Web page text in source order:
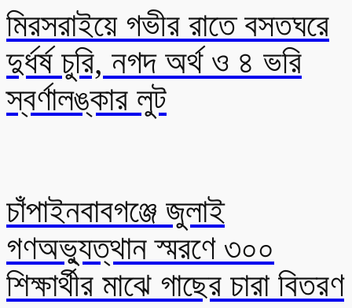
মিরসরাইয়ে গভীর রাতে বসতঘরে
দুর্ধর্ষ চুরি, নগদ অর্থ ও ৪ ভরি
স্বর্ণালঙ্কার লুট
চাঁপাইনবাবগঞ্জে জুলাই
গণঅভ্যুত্থান স্মরণে ৩০০
শিক্ষার্থীর মাঝে গাছের চারা বিতরণ